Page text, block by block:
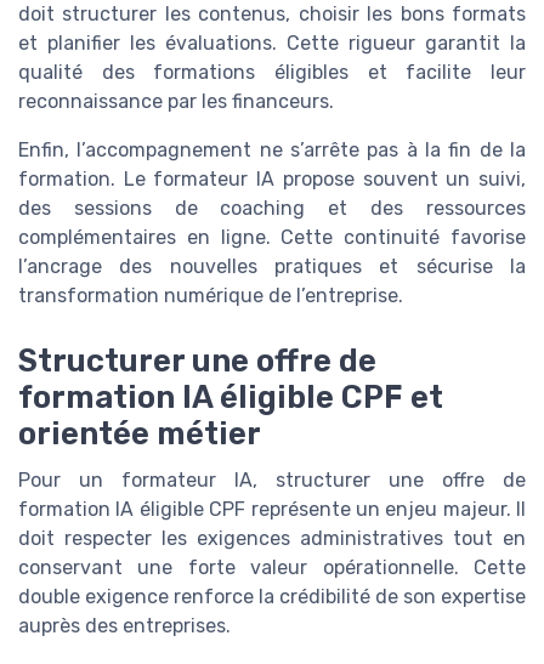
doit structurer les contenus, choisir les bons formats
et planifier les évaluations. Cette rigueur garantit la
qualité des formations éligibles et facilite leur
reconnaissance par les financeurs.
Enfin, l’accompagnement ne s’arrête pas à la fin de la
formation. Le formateur IA propose souvent un suivi,
des sessions de coaching et des ressources
complémentaires en ligne. Cette continuité favorise
l’ancrage des nouvelles pratiques et sécurise la
transformation numérique de l’entreprise.
Structurer une offre de
formation IA éligible CPF et
orientée métier
Pour un formateur IA, structurer une offre de
formation IA éligible CPF représente un enjeu majeur. Il
doit respecter les exigences administratives tout en
conservant une forte valeur opérationnelle. Cette
double exigence renforce la crédibilité de son expertise
auprès des entreprises.